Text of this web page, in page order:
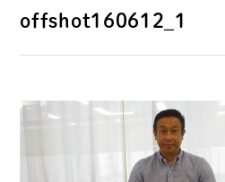
offshot160612_1